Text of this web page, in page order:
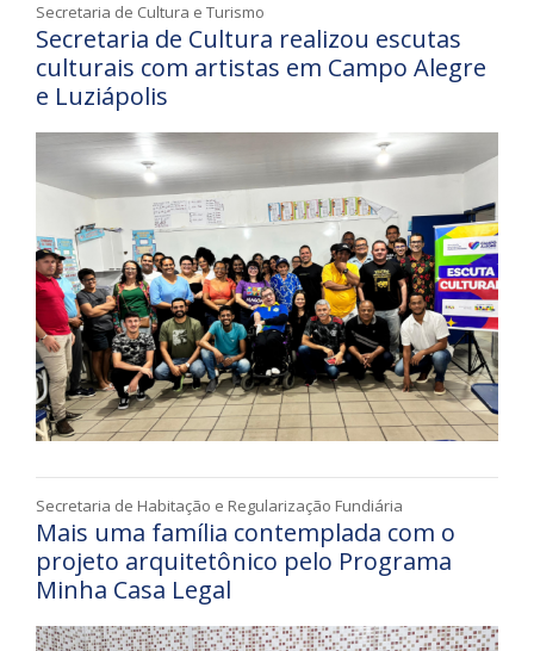
Secretaria de Cultura e Turismo
Secretaria de Cultura realizou escutas
culturais com artistas em Campo Alegre
e Luziápolis
Secretaria de Habitação e Regularização Fundiária
Mais uma família contemplada com o
projeto arquitetônico pelo Programa
Minha Casa Legal